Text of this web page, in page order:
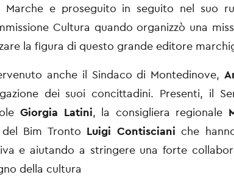
Marche e proseguito in seguito nel suo
Cultura quando organizzò una
la figura di questo grande editore
anche il Sindaco di Montedinove,
dei suoi concittadini. Presenti, il
Giorgia Latini, la consigliera regionale
Bim Tronto Luigi Contisciani che
e aiutando a stringere una forte
della cultura